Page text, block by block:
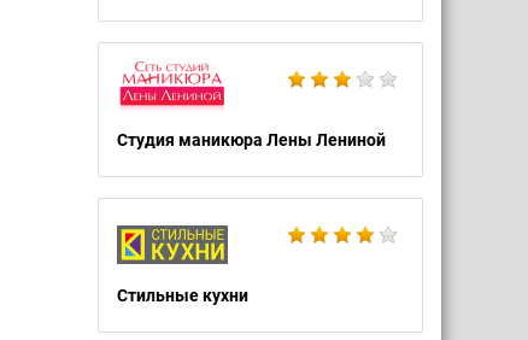
Студия маникюра Лены Лениной
Стильные кухни